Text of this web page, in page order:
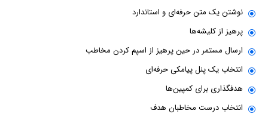
نوشتن یک متن حرفه‌ای و استاندارد
پرهیز از کلیشه‌ها
ارسال مستمر در حین پرهیز از اسپم کردن مخاطب
انتخاب یک پنل پیامکی حرفه‌ای
هدفگذاری برای کمپین‌ها
انتخاب درست مخاطبان هدف